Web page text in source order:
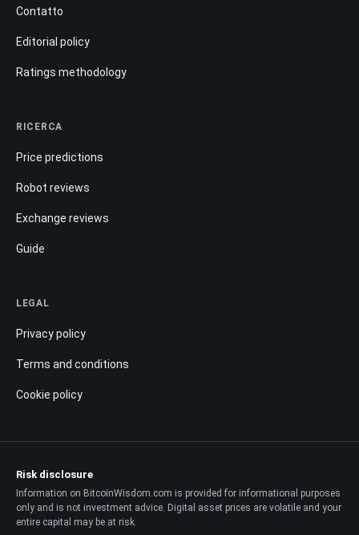
Contatto
Editorial policy
Ratings methodology
RICERCA
Price predictions
Robot reviews
Exchange reviews
Guide
LEGAL
Privacy policy
Terms and conditions
Cookie policy
Risk disclosure
Information on BitcoinWisdom.com is provided for informational purposes
only and is not investment advice. Digital asset prices are volatile and your
entire capital may be at risk.